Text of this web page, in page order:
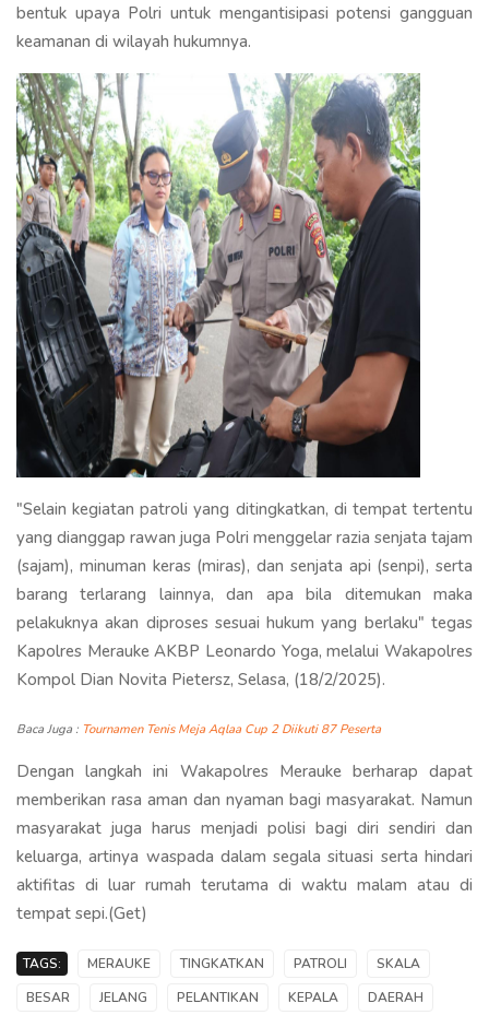
bentuk upaya Polri untuk mengantisipasi potensi gangguan
keamanan di wilayah hukumnya.
"Selain kegiatan patroli yang ditingkatkan, di tempat tertentu
yang dianggap rawan juga Polri menggelar razia senjata tajam
(sajam), minuman keras (miras), dan senjata api (senpi), serta
barang terlarang lainnya, dan apa bila ditemukan maka
pelakuknya akan diproses sesuai hukum yang berlaku" tegas
Kapolres Merauke AKBP Leonardo Yoga, melalui Wakapolres
Kompol Dian Novita Pietersz, Selasa, (18/2/2025).
Baca Juga : Tournamen Tenis Meja Aqlaa Cup 2 Diikuti 87 Peserta
Dengan langkah ini Wakapolres Merauke berharap dapat
memberikan rasa aman dan nyaman bagi masyarakat. Namun
masyarakat juga harus menjadi polisi bagi diri sendiri dan
keluarga, artinya waspada dalam segala situasi serta hindari
aktifitas di luar rumah terutama di waktu malam atau di
tempat sepi.(Get)
TAGS: MERAUKE TINGKATKAN PATROLI
SKALA
BESAR
JELANG PELANTIKAN KEPALA DAERAH